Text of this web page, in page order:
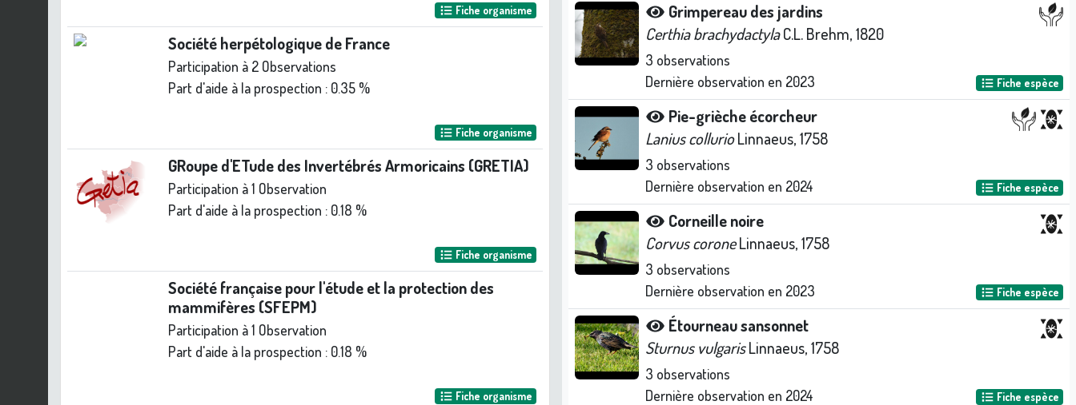
Fiche organisme
Société herpétologique de France
Participation à 2 Observations
Part d'aide à la prospection : 0.35 %
Fiche organisme
GRoupe d'ETude des Invertébrés Armoricains (GRETIA)
Participation à 1 Observation
Part d'aide à la prospection : 0.18 %
Fiche organisme
Société française pour l'étude et la protection des
mammifères (SFEPM)
Participation à 1 Observation
Part d'aide à la prospection : 0.18 %
Fiche organisme
Grimpereau des jardins
Certhia brachydactylaC.L. Brehm, 1820
3 observations
Dernière observation en 2023 Fiche espèce
Pie-grièche écorcheur
Lanius collurioLinnaeus, 1758
3 observations
Dernière observation en 2024 Fiche espèce
Corneille noire
Corvus coroneLinnaeus, 1758
3 observations
Dernière observation en 2023 Fiche espèce
Étourneau sansonnet
Sturnus vulgarisLinnaeus, 1758
3 observations
Dernière observation en 2024 Fiche espèce